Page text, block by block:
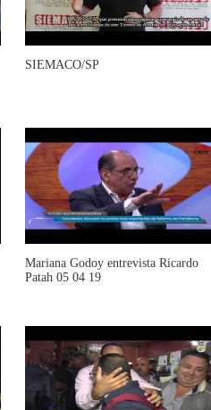
SIEMACO/SP
Mariana Godoy entrevista Ricardo
Patah 05 04 19